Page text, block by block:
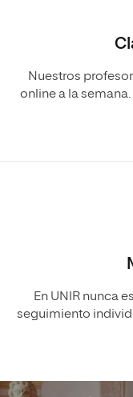
Nuestros
online a la
En UNIR nunca
seguimiento